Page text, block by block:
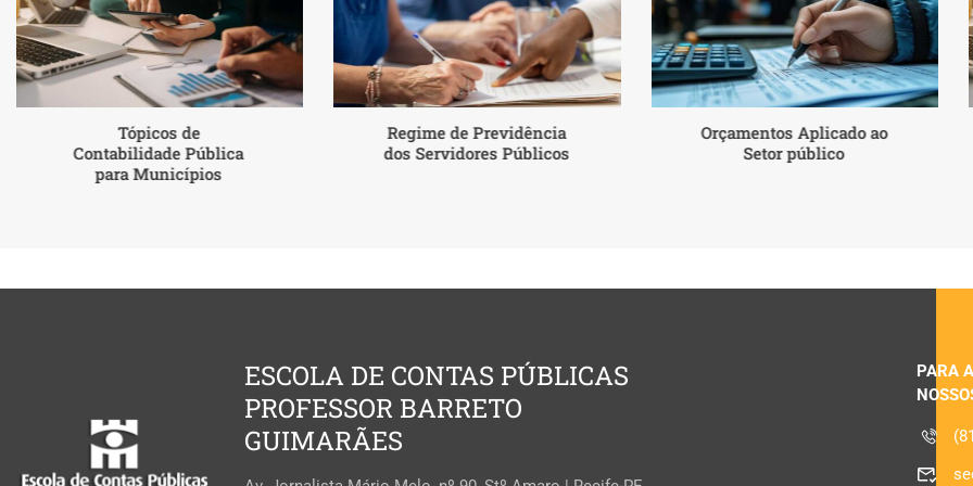
Tópicos de
Contabilidade Pública
para Municípios
Regime de Previdência
dos Servidores Públicos
Orçamentos Aplicado ao
Setor público
ESCOLA DE CONTAS PÚBLICAS
PROFESSOR BARRETO
GUIMARÃES
PARA